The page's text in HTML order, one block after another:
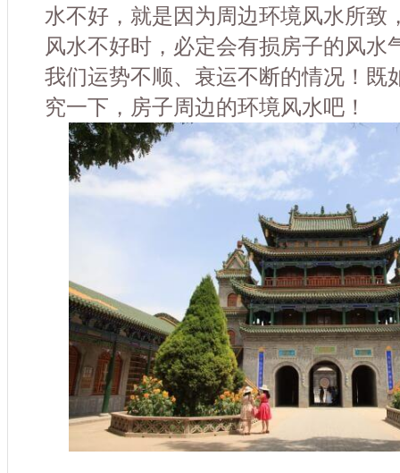
水不好，就是因为周边环境风水所致
风水不好时，必定会有损房子的风水
我们运势不顺、衰运不断的情况！既
究一下，房子周边的环境风水吧！